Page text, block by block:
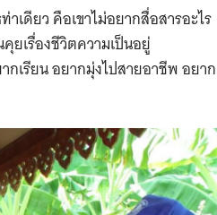
เดียว คือเขาไม่อยากสื่อสารอะไร
ยเรื่องชีวิตความเป็นอยู่
กเรียน อยากมุ่งไปสายอาชีพ อยาก